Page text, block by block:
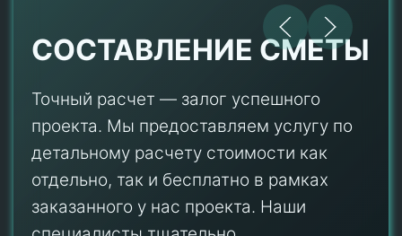
СОСТАВЛЕНИЕ СМЕТЫ
Точный расчет — залог успешного
проекта. Мы предоставляем услугу по
детальному расчету стоимости как
отдельно, так и бесплатно в рамках
заказанного у нас проекта. Наши